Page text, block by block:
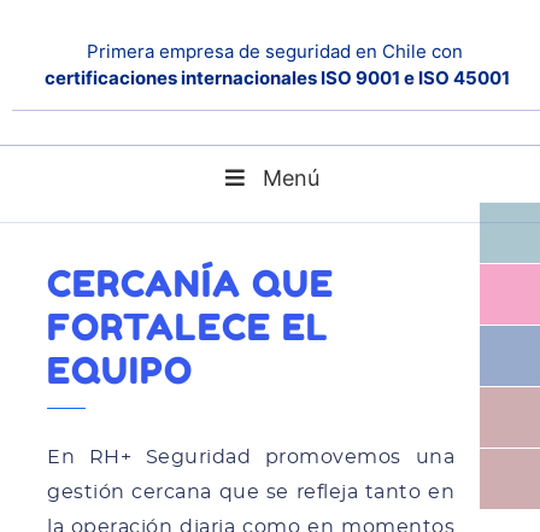
Primera empresa de seguridad en Chile con
certificaciones internacionales ISO 9001 e ISO 45001
Menú
Cercanía que fortalece el equipo
CERCANÍA QUE
FORTALECE EL
EQUIPO
En RH+ Seguridad promovemos una
gestión cercana que se refleja tanto en
la operación diaria como en momentos